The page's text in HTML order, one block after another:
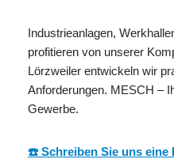
Industrieanlagen,
profitieren von unserer
Lörzweiler entwickeln wir
Anforderungen. MESCH –
Gewerbe.
☎️ Schreiben Sie uns eine